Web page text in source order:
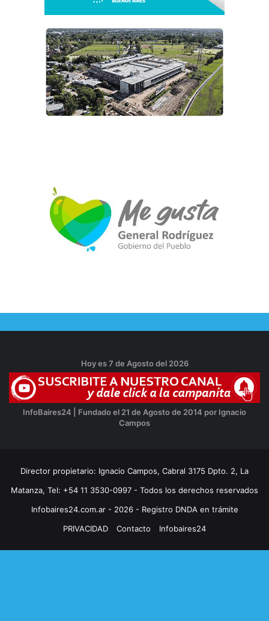
Hoy es 7 de Agosto del 2026
InfoBaires24 | Fundado el 21 de Agosto de 2014 por Ignacio
Campos
Director propietario: Ignacio Campos, Cabral 3175 Dpto. 2, La
Matanza, Tel: +54 11 3530-0997 - Todos los derechos reservados
Infobaires24.com.ar - 2026 - Registro DNDA en trámite
PRIVACIDAD
Contacto Infobaires24